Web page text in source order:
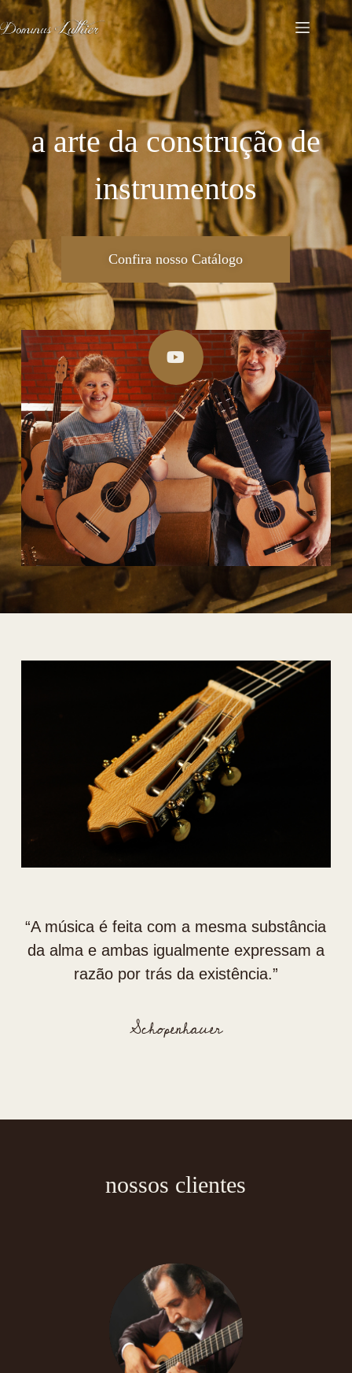
a arte da construção de
instrumentos
Confira nosso Catálogo
“⁠A música é feita com a mesma substância
da alma e ambas igualmente expressam a
razão por trás da existência.”
Schopenhauer
nossos clientes